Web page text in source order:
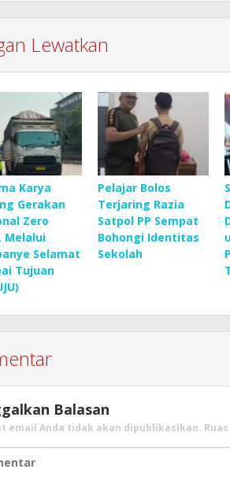
Lewatkan
Karya
Gerakan
Zero
Melalui
Selamat
Tujuan
Pelajar Bolos
Terjaring Razia
Satpol PP Sempat
Bohongi Identitas
Sekolah
Balasan
email Anda tidak akan dipublikasikan.